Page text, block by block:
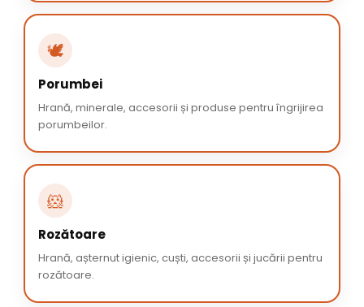
🕊️
Porumbei
Hrană, minerale, accesorii și produse pentru îngrijirea
porumbeilor.
🐹
Rozătoare
Hrană, așternut igienic, cuști, accesorii și jucării pentru
rozătoare.